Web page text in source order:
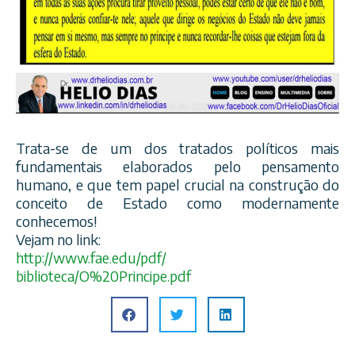
Trata-se de um dos tratados políticos mais
fundamentais elaborados pelo pensamento
humano, e que tem papel crucial na construção do
conceito de Estado como modernamente
conhecemos!
Vejam no link:
http://www.fae.edu/pdf/
biblioteca/O%20Principe.pdf